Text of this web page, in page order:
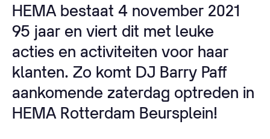
HEMA bestaat 4 november 2021
95 jaar en viert dit met leuke
acties en activiteiten voor haar
klanten. Zo komt DJ Barry Paff
aankomende zaterdag optreden in
HEMA Rotterdam Beursplein!